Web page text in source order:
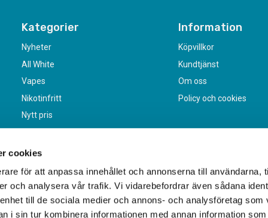
cookies
för att anpassa innehållet och annonserna till användarna,
och analysera vår trafik. Vi vidarebefordrar även sådana
till de sociala medier och annons- och analysföretag som
i sin tur kombinera informationen med annan information
Kategorier
Nyheter
All White
Vapes
Nikotinfritt
Nytt pris
Information
Köpvillkor
Kundtjänst
Om oss
Policy och cookies